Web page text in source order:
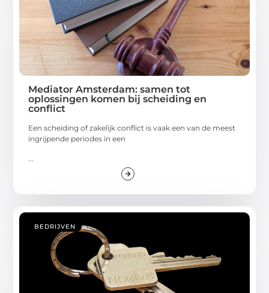
Mediator Amsterdam: samen tot
oplossingen komen bij scheiding en
conflict
Een scheiding of zakelijk conflict is vaak een van de meest
ingrijpende periodes in een
BEDRIJVEN